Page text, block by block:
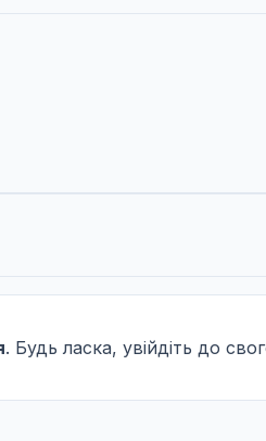
. Будь ласка, увійдіть до